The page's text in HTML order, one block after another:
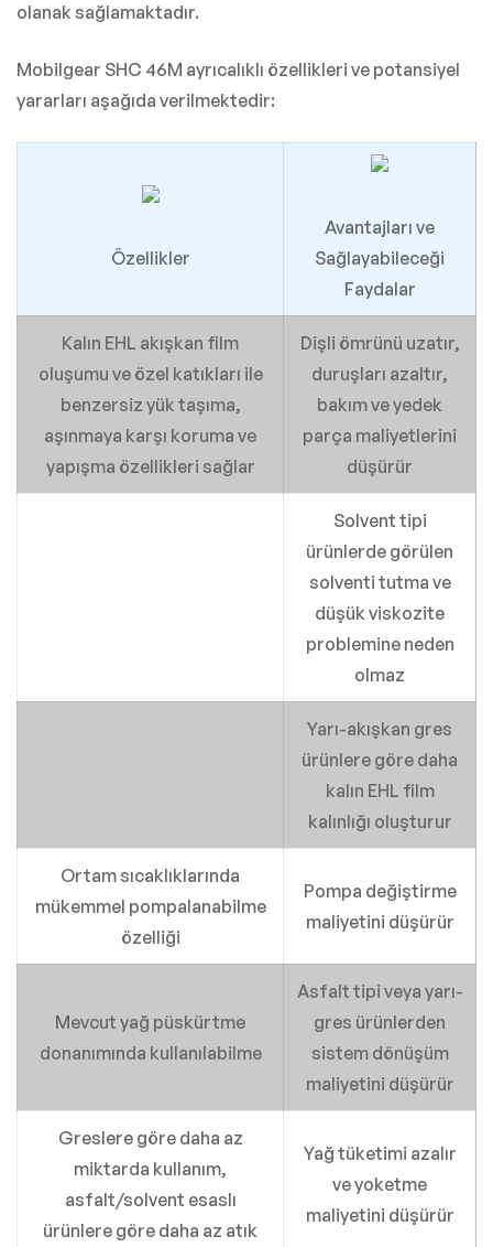
olanak sağlamaktadır.
Mobilgear SHC 46M ayrıcalıklı özellikleri ve potansiyel
yararları aşağıda verilmektedir:
Özellikler
Avantajları ve
Sağlayabileceği
Faydalar
Kalın EHL akışkan film
oluşumu ve özel katıkları ile
benzersiz yük taşıma,
aşınmaya karşı koruma ve
yapışma özellikleri sağlar
Dişli ömrünü uzatır,
duruşları azaltır,
bakım ve yedek
parça maliyetlerini
düşürür
Solvent tipi
ürünlerde görülen
solventi tutma ve
düşük viskozite
problemine neden
olmaz
Yarı-akışkan gres
ürünlere göre daha
kalın EHL film
kalınlığı oluşturur
Ortam sıcaklıklarında
mükemmel pompalanabilme
özelliği
Pompa değiştirme
maliyetini düşürür
Mevcut yağ püskürtme
donanımında kullanılabilme
Asfalt tipi veya yarı-
gres ürünlerden
sistem dönüşüm
maliyetini düşürür
Greslere göre daha az
miktarda kullanım,
asfalt/solvent esaslı
ürünlere göre daha az atık
Yağ tüketimi azalır
ve yoketme
maliyetini düşürür